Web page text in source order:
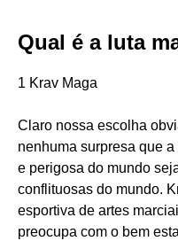
Qual é a luta
1 Krav Maga
Claro nossa escolha
nenhuma surpresa que
e perigosa do mundo
conflituosas do mundo.
esportiva de artes
preocupa com o bem